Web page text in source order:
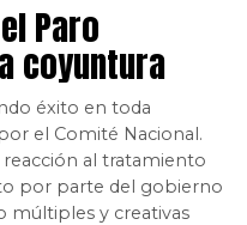
Paro
coyuntura
éxito en toda
el Comité Nacional.
al tratamiento
por parte del gobierno
múltiples y creativas